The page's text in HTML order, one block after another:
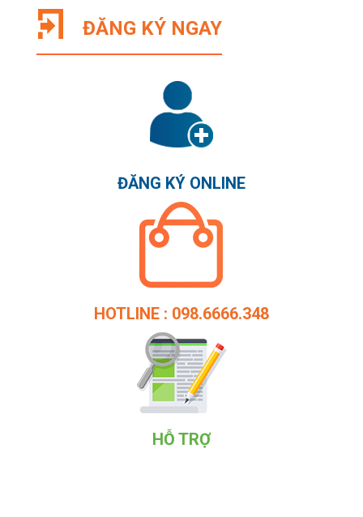
ĐĂNG KÝ NGAY
ĐĂNG KÝ ONLINE
HOTLINE : 098.6666.348
HỖ TRỢ